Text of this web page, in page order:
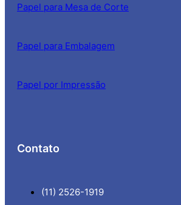
Papel para Mesa de Corte
Papel para Embalagem
Papel por Impressão
Contato
(11) 2526-1919